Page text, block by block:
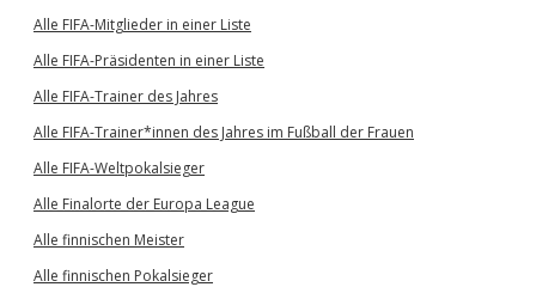
Alle FIFA-Mitglieder in einer Liste
Alle FIFA-Präsidenten in einer Liste
Alle FIFA-Trainer des Jahres
Alle FIFA-Trainer*innen des Jahres im Fußball der Frauen
Alle FIFA-Weltpokalsieger
Alle Finalorte der Europa League
Alle finnischen Meister
Alle finnischen Pokalsieger